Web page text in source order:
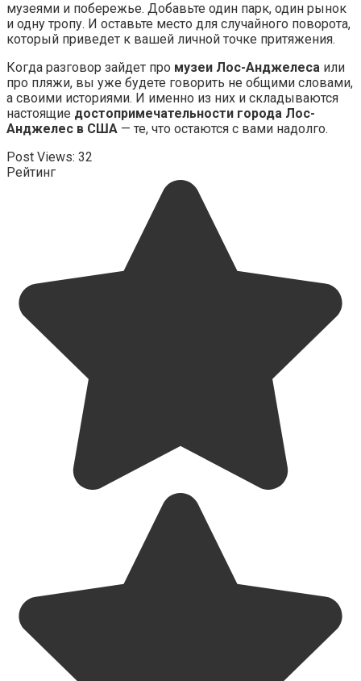
музеями и побережье. Добавьте один парк, один рынок
и одну тропу. И оставьте место для случайного поворота,
который приведет к вашей личной точке притяжения.
Когда разговор зайдет про музеи Лос-Анджелеса или
про пляжи, вы уже будете говорить не общими словами,
а своими историями. И именно из них и складываются
настоящие достопримечательности города Лос-
Анджелес в США — те, что остаются с вами надолго.
Post Views: 32
Рейтинг